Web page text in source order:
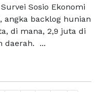
Sosio Ekonomi
angka backlog hunian
di mana, 2,9 juta di
daerah. ...